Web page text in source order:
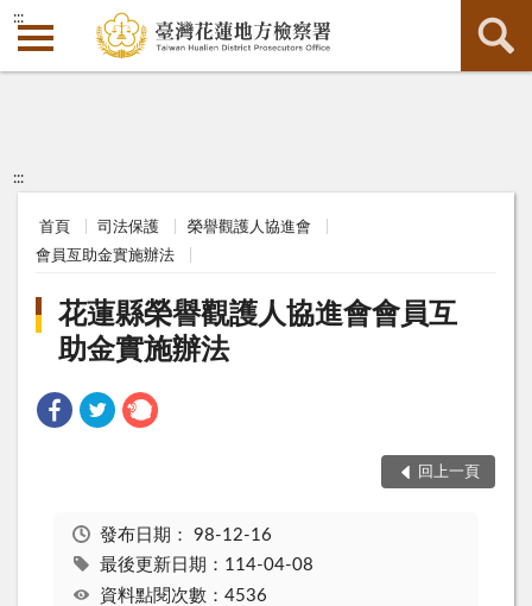
:::
:::
首頁 司法保護
榮譽觀護人協進會
會員亙助金實施辦法
花蓮縣榮譽觀護人協進會會員互
助金實施辦法
回上一頁
發布日期： 98-12-16
最後更新日期：114-04-08
資料點閱次數：4536